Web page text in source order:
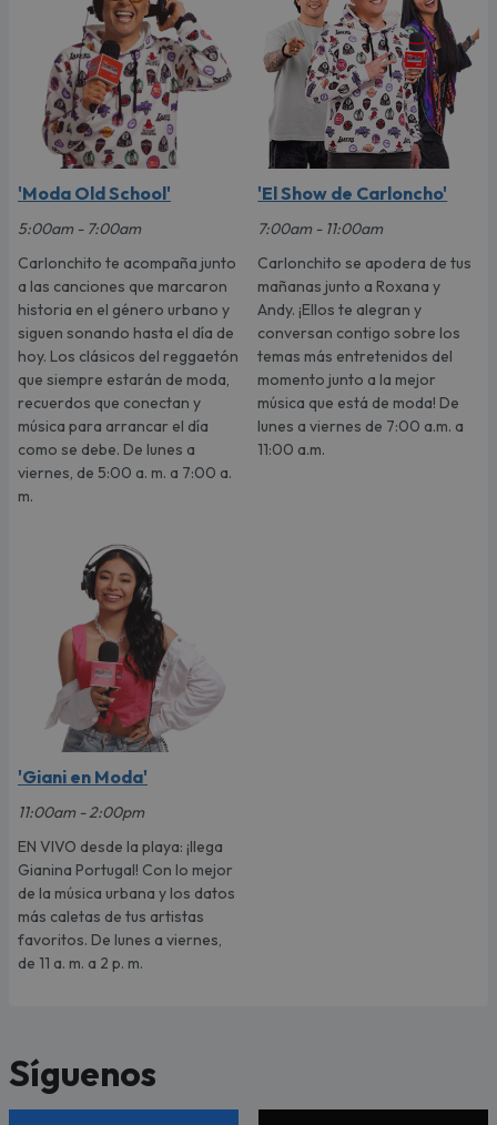
'Moda Old School'
5:00am - 7:00am
Carlonchito te acompaña junto
a las canciones que marcaron
historia en el género urbano y
siguen sonando hasta el día de
hoy. Los clásicos del reggaetón
que siempre estarán de moda,
recuerdos que conectan y
música para arrancar el día
como se debe. De lunes a
viernes, de 5:00 a. m. a 7:00 a.
m.
'El Show de Carloncho'
7:00am - 11:00am
Carlonchito se apodera de tus
mañanas junto a Roxana y
Andy. ¡Ellos te alegran y
conversan contigo sobre los
temas más entretenidos del
momento junto a la mejor
música que está de moda! De
lunes a viernes de 7:00 a.m. a
11:00 a.m.
'Giani en Moda'
11:00am - 2:00pm
EN VIVO desde la playa: ¡llega
Gianina Portugal! Con lo mejor
de la música urbana y los datos
más caletas de tus artistas
favoritos. De lunes a viernes,
de 11 a. m. a 2 p. m.
Síguenos